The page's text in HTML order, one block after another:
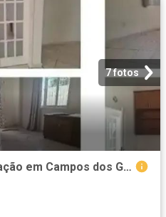
7 fotos
Casa / Sobrado para Locação em Campos dos Goytacazes/RJ Parque Jóquei Club 7 Quartos